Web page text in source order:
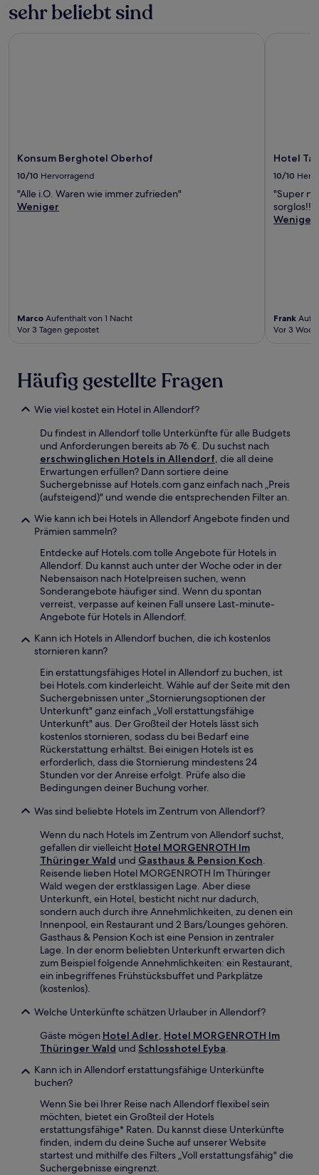
sehr beliebt sind
Konsum Berghotel Oberhof
10/10 Hervorragend
"Alle i.O. Waren wie immer zufrieden"
Weniger
Marco Aufenthalt von 1 Nacht
Vor 3 Tagen gepostet
Hotel
10/10
"Super
sorglos!!!
Weniger
Frank
Vor 3
Häufig gestellte Fragen
Wie viel kostet ein Hotel in Allendorf?
Du findest in Allendorf tolle Unterkünfte für alle Budgets
und Anforderungen bereits ab 76 €. Du suchst nach
erschwinglichen Hotels in Allendorf, die all deine
Erwartungen erfüllen? Dann sortiere deine
Suchergebnisse auf Hotels.com ganz einfach nach „Preis
(aufsteigend)" und wende die entsprechenden Filter an.
Wie kann ich bei Hotels in Allendorf Angebote finden und
Prämien sammeln?
Entdecke auf Hotels.com tolle Angebote für Hotels in
Allendorf. Du kannst auch unter der Woche oder in der
Nebensaison nach Hotelpreisen suchen, wenn
Sonderangebote häufiger sind. Wenn du spontan
verreist, verpasse auf keinen Fall unsere Last-minute-
Angebote für Hotels in Allendorf.
Kann ich Hotels in Allendorf buchen, die ich kostenlos
stornieren kann?
Ein erstattungsfähiges Hotel in Allendorf zu buchen, ist
bei Hotels.com kinderleicht. Wähle auf der Seite mit den
Suchergebnissen unter „Stornierungsoptionen der
Unterkunft" ganz einfach „Voll erstattungsfähige
Unterkunft" aus. Der Großteil der Hotels lässt sich
kostenlos stornieren, sodass du bei Bedarf eine
Rückerstattung erhältst. Bei einigen Hotels ist es
erforderlich, dass die Stornierung mindestens 24
Stunden vor der Anreise erfolgt. Prüfe also die
Bedingungen deiner Buchung vorher.
Was sind beliebte Hotels im Zentrum von Allendorf?
Wenn du nach Hotels im Zentrum von Allendorf suchst,
gefallen dir vielleicht Hotel MORGENROTH Im
Thüringer Wald und Gasthaus & Pension Koch.
Reisende lieben Hotel MORGENROTH Im Thüringer
Wald wegen der erstklassigen Lage. Aber diese
Unterkunft, ein Hotel, besticht nicht nur dadurch,
sondern auch durch ihre Annehmlichkeiten, zu denen ein
Innenpool, ein Restaurant und 2 Bars/Lounges gehören.
Gasthaus & Pension Koch ist eine Pension in zentraler
Lage. In der enorm beliebten Unterkunft erwarten dich
zum Beispiel folgende Annehmlichkeiten: ein Restaurant,
ein inbegriffenes Frühstücksbuffet und Parkplätze
(kostenlos).
Welche Unterkünfte schätzen Urlauber in Allendorf?
Gäste mögen Hotel Adler, Hotel MORGENROTH Im
Thüringer Wald und Schlosshotel Eyba.
Kann ich in Allendorf erstattungsfähige Unterkünfte
buchen?
Wenn Sie bei Ihrer Reise nach Allendorf flexibel sein
möchten, bietet ein Großteil der Hotels
erstattungsfähige* Raten. Du kannst diese Unterkünfte
finden, indem du deine Suche auf unserer Website
startest und mithilfe des Filters „Voll erstattungsfähig" die
Suchergebnisse eingrenzt.